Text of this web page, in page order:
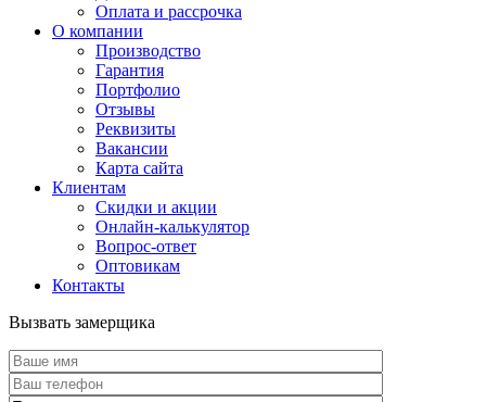
Оплата и рассрочка
О компании
Производство
Гарантия
Портфолио
Отзывы
Реквизиты
Вакансии
Карта сайта
Клиентам
Скидки и акции
Онлайн-калькулятор
Вопрос-ответ
Оптовикам
Контакты
Вызвать замерщика